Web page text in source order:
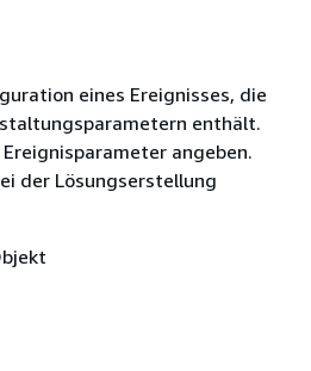
eines Ereignisses, die
enthält.
Ereignisparameter angeben.
der Lösungserstellung